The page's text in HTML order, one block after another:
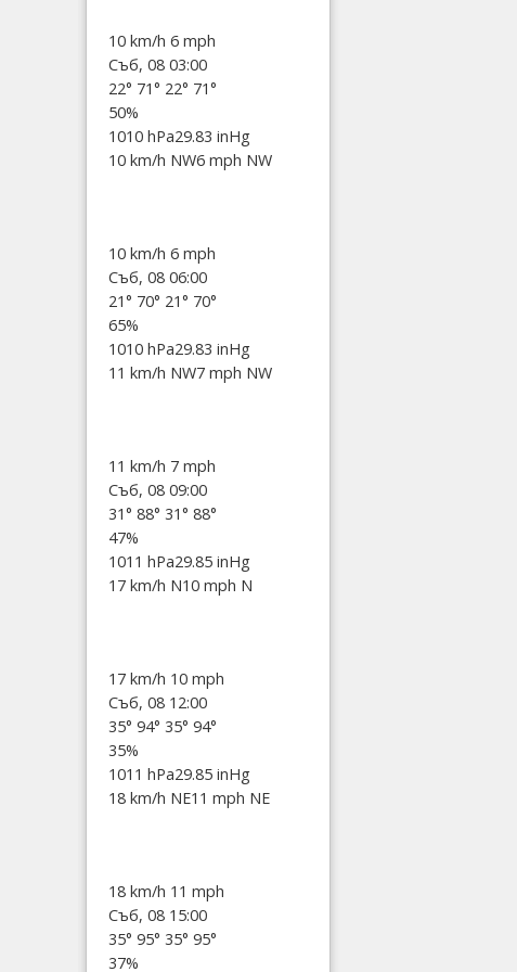
10 km/h 6 mph
Съб, 08 03:00
22° 71° 22° 71°
50%
1010 hPa29.83 inHg
10 km/h NW6 mph NW
10 km/h 6 mph
Съб, 08 06:00
21° 70° 21° 70°
65%
1010 hPa29.83 inHg
11 km/h NW7 mph NW
11 km/h 7 mph
Съб, 08 09:00
31° 88° 31° 88°
47%
1011 hPa29.85 inHg
17 km/h N10 mph N
17 km/h 10 mph
Съб, 08 12:00
35° 94° 35° 94°
35%
1011 hPa29.85 inHg
18 km/h NE11 mph NE
18 km/h 11 mph
Съб, 08 15:00
35° 95° 35° 95°
37%